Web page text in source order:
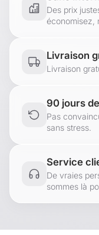
Des prix
économisez,
Livraison
Livraison
90 jours
Pas
sans stress.
Service
De vraies
sommes là